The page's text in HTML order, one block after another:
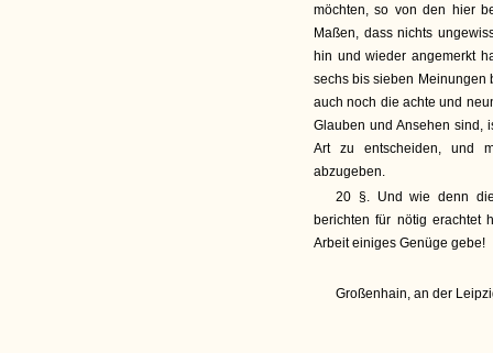
möchten, so von den hier
Maßen, dass nichts
hin und wieder angemerkt
sechs bis sieben Meinungen
auch noch die achte und
Glauben und Ansehen sind,
Art zu entscheiden, und
abzugeben.
20 §. Und wie denn
berichten für nötig erachtet
Arbeit einiges Genüge gebe!
Großenhain, an der